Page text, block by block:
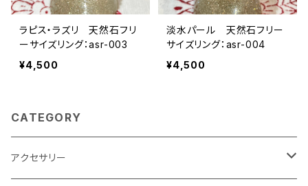
ラピス・ラズリ 天然石フリ
ーサイズリング：asr-003
¥4,500
淡水パール 天然石フリー
サイズリング：asr-004
¥4,500
CATEGORY
アクセサリー